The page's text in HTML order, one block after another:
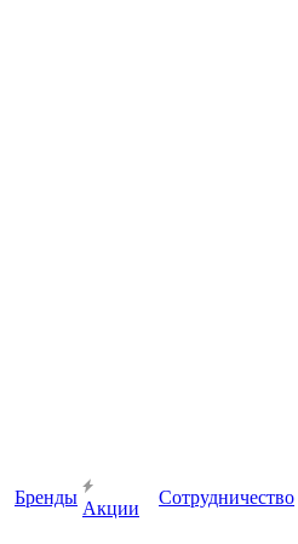
Бренды
Акции
Сотрудничество